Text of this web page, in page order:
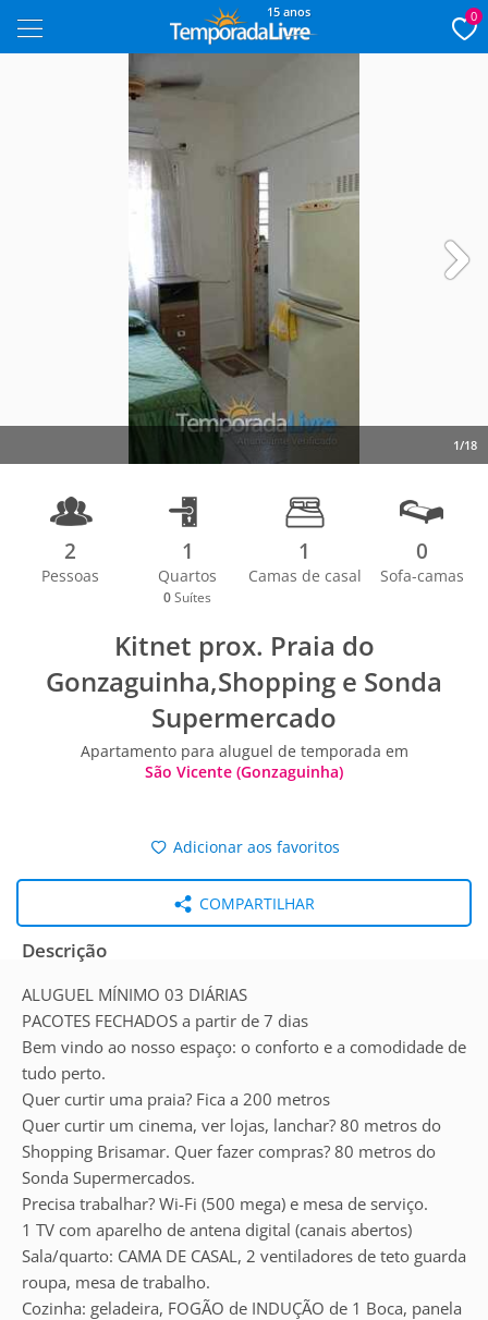
15 anos 0
1/18
2
Pessoas
1
Quartos
0 Suítes
1
Camas de casal
0
Sofa-camas
Kitnet prox. Praia do
Gonzaguinha,Shopping e Sonda
Supermercado
Apartamento para aluguel de temporada em
São Vicente (Gonzaguinha)
Adicionar aos favoritos
COMPARTILHAR
Descrição
ALUGUEL MÍNIMO 03 DIÁRIAS
PACOTES FECHADOS a partir de 7 dias
Bem vindo ao nosso espaço: o conforto e a comodidade de
tudo perto.
Quer curtir uma praia? Fica a 200 metros
Quer curtir um cinema, ver lojas, lanchar? 80 metros do
Shopping Brisamar. Quer fazer compras? 80 metros do
Sonda Supermercados.
Precisa trabalhar? Wi-Fi (500 mega) e mesa de serviço.
1 TV com aparelho de antena digital (canais abertos)
Sala/quarto: CAMA DE CASAL, 2 ventiladores de teto guarda
roupa, mesa de trabalho.
Cozinha: geladeira, FOGÃO de INDUÇÃO de 1 Boca, panela